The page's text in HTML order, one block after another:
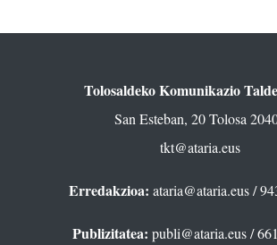
Tolosaldeko Komunikazio
San Esteban, 20 Tolosa
tkt@ataria.eus
Erredakzioa: ataria@ataria.eus/
Publizitatea: publi@ataria.eus/